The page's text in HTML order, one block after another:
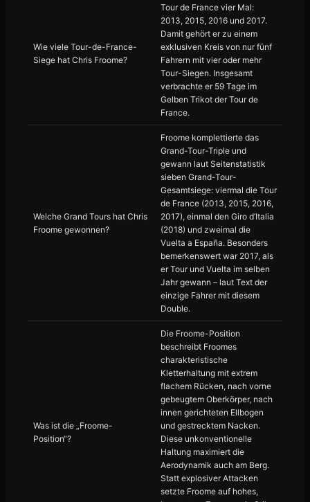
Wie viele Tour-de-France-
Siege hat Chris Froome?
Tour de France vier Mal:
2013, 2015, 2016 und 2017.
Damit gehört er zu einem
exklusiven Kreis von nur fünf
Fahrern mit vier oder mehr
Tour-Siegen. Insgesamt
verbrachte er 59 Tage im
Gelben Trikot der Tour de
France.
Welche Grand Tours hat Chris
Froome gewonnen?
Froome komplettierte das
Grand-Tour-Triple und
gewann laut Seitenstatistik
sieben Grand-Tour-
Gesamtsiege: viermal die Tour
de France (2013, 2015, 2016,
2017), einmal den Giro d’Italia
(2018) und zweimal die
Vuelta a España. Besonders
bemerkenswert war 2017, als
er Tour und Vuelta im selben
Jahr gewann – laut Text der
einzige Fahrer mit diesem
Double.
Was ist die „Froome-
Position“?
Die Froome-Position
beschreibt Froomes
charakteristische
Kletterhaltung mit extrem
flachem Rücken, nach vorne
gebeugtem Oberkörper, nach
innen gerichteten Ellbogen
und gestrecktem Nacken.
Diese unkonventionelle
Haltung maximiert die
Aerodynamik auch am Berg.
Statt explosiver Attacken
setzte Froome auf hohes,